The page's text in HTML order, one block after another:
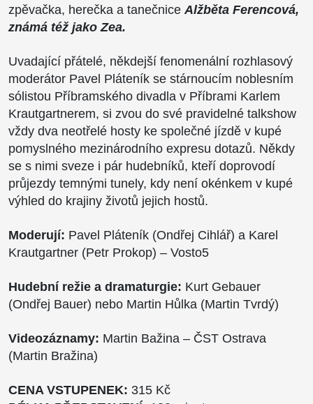
zpěvačka, herečka a tanečnice Alžběta Ferencová,
známá též jako Zea.
Uvadající přátelé, někdejší fenomenální rozhlasový
moderátor Pavel Pláteník se stárnoucím noblesním
sólistou Příbramského divadla v Příbrami Karlem
Krautgartnerem, si zvou do své pravidelné talkshow
vždy dva neotřelé hosty ke společné jízdě v kupé
pomyslného mezinárodního expresu dotazů. Někdy
se s nimi sveze i pár hudebníků, kteří doprovodí
průjezdy temnými tunely, kdy není okénkem v kupé
výhled do krajiny životů jejich hostů.
Moderují: Pavel Pláteník (Ondřej Cihlář) a Karel
Krautgartner (Petr Prokop) – Vosto5
Hudební režie a dramaturgie: Kurt Gebauer
(Ondřej Bauer) nebo Martin Hůlka (Martin Tvrdý)
Videozáznamy: Martin Bažina – ČST Ostrava
(Martin Bražina)
CENA VSTUPENEK: 315 Kč